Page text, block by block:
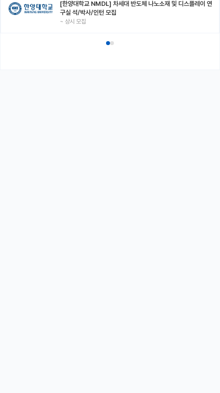
[한양대학교 NMDL] 차세대 반도체 나노소재 및 디스플레이 연
구실 석/박사/인턴 모집
~ 상시 모집